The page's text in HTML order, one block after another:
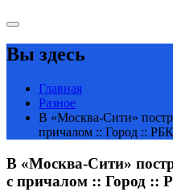
Вы здесь
Главная
Разное
В «Москва-Сити»
причалом :: Город ::
В «Москва-Сити»
с причалом :: Город ::